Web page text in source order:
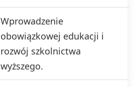
newslettera lub/i
ofert. Podstawa
przetwarzania
danych to
zgodnie z art. 6 ust.
1 lit. a. RODO.
Wprowadzenie
obowiązkowej edukacji i
rozwój szkolnictwa
wyższego.